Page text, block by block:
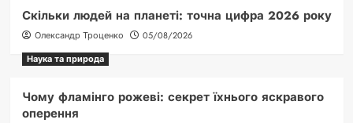
Скільки людей на планеті: точна цифра 2026 року
Олександр Троценко
05/08/2026
Наука та природа
Чому фламінго рожеві: секрет їхнього яскравого
оперення